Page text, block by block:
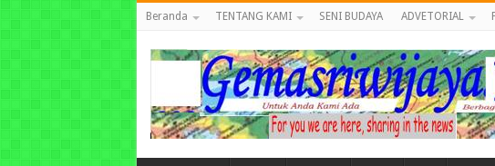
Beranda TENTANG KAMI SENI BUDAYA ADVETORIAL